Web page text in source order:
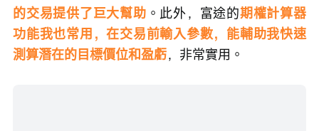
的交易提供了巨大幫助 。此外，富途的期權計算器
功能我也常用，在交易前輸入參數，能輔助我快速
測算潛在的目標價位和盈虧，非常實用。